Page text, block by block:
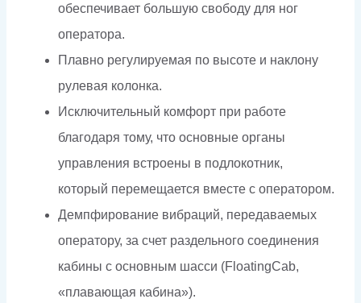
обеспечивает большую свободу для ног
оператора.
Плавно регулируемая по высоте и наклону
рулевая колонка.
Исключительный комфорт при работе
благодаря тому, что основные органы
управления встроены в подлокотник,
который перемещается вместе с оператором.
Демпфирование вибраций, передаваемых
оператору, за счет раздельного соединения
кабины с основным шасси (FloatingCab,
«плавающая кабина»).